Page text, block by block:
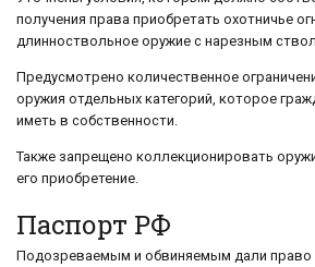
получения права приобретать охотничье
длинноствольное оружие с нарезным
Предусмотрено количественное
оружия отдельных категорий, которое
иметь в собственности.
Также запрещено коллекционировать
его приобретение.
Паспорт РФ
Подозреваемым и обвиняемым дали право